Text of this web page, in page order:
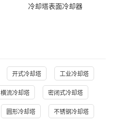
冷却塔表面冷却器
开式冷却塔 工业冷却塔
横流冷却塔 密闭式冷却塔
圆形冷却塔 不锈钢冷却塔